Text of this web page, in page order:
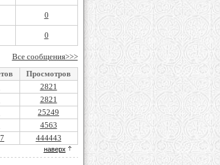
0
0
Все сообщения>>>
Просмотров
2821
2821
25249
4563
444443
наверх